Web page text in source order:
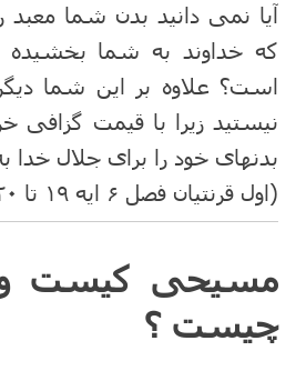
آیا نمی دانید بدن شما
که خداوند به شما
است؟ علاوه بر این شما
نیستید زیرا با قیمت گزافی
بدنهای خود را برای جلال خدا
(اول قرنتیان فصل ۶ ایه ۱۹ تا ۲۰)
مسیحی کیست
چیست ؟